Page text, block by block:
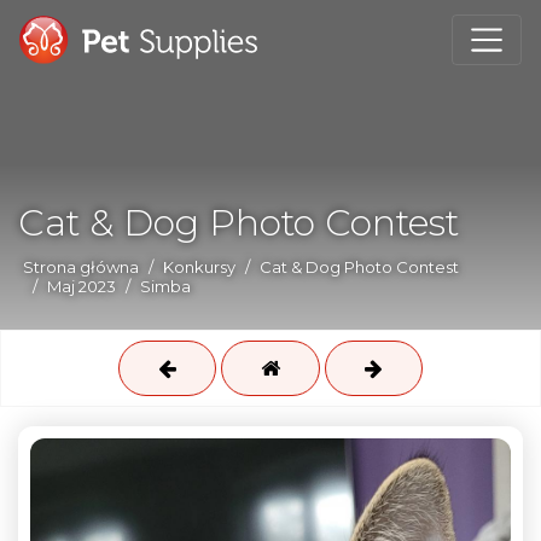
Cat & Dog Photo Contest
Strona główna Konkursy
Cat & Dog Photo Contest
Maj 2023
Simba